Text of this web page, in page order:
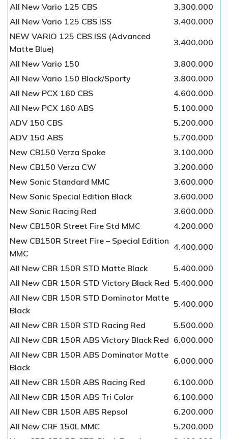
All New Vario 125 CBS
3.300.000
All New Vario 125 CBS ISS
3.400.000
NEW VARIO 125 CBS ISS (Advanced
Matte Blue)
3.400.000
All New Vario 150
3.800.000
All New Vario 150 Black/Sporty
3.800.000
All New PCX 160 CBS
4.600.000
All New PCX 160 ABS
5.100.000
ADV 150 CBS
5.200.000
ADV 150 ABS
5.700.000
New CB150 Verza Spoke
3.100.000
New CB150 Verza CW
3.200.000
New Sonic Standard MMC
3.600.000
New Sonic Special Edition Black
3.600.000
New Sonic Racing Red
3.600.000
New CB150R Street Fire Std MMC
4.200.000
New CB150R Street Fire – Special Edition
MMC
4.400.000
All New CBR 150R STD Matte Black
5.400.000
All New CBR 150R STD Victory Black Red 5.400.000
All New CBR 150R STD Dominator Matte
Black
5.400.000
All New CBR 150R STD Racing Red
5.500.000
All New CBR 150R ABS Victory Black Red 6.000.000
All New CBR 150R ABS Dominator Matte
Black
6.000.000
All New CBR 150R ABS Racing Red
6.100.000
All New CBR 150R ABS Tri Color
6.100.000
All New CBR 150R ABS Repsol
6.200.000
All New CRF 150L MMC
5.200.000